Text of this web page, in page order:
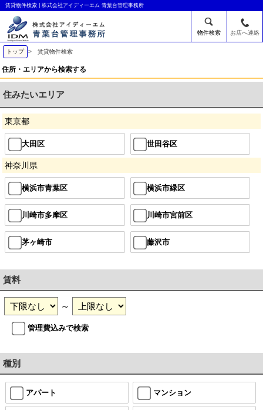
賃貸物件検索 | 株式会社アイディーエム 青葉台管理事務所
物件検索 お店へ連絡
トップ > 賃貸物件検索
住所・エリアから検索する
住みたいエリア
東京都
大田区 世田谷区
神奈川県
横浜市青葉区 横浜市緑区
川崎市多摩区 川崎市宮前区
茅ヶ崎市 藤沢市
賃料
～
管理費込みで検索
種別
アパート マンション